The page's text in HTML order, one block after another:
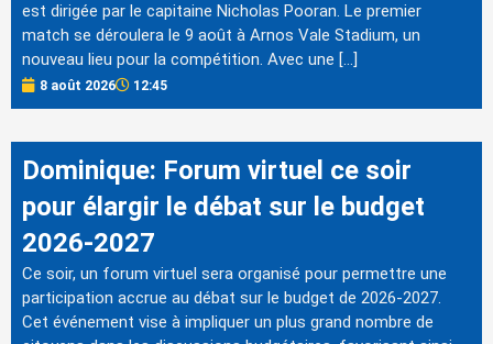
est dirigée par le capitaine Nicholas Pooran. Le premier
match se déroulera le 9 août à Arnos Vale Stadium, un
nouveau lieu pour la compétition. Avec une […]
8 août 2026 12:45
Dominique: Forum virtuel ce soir
pour élargir le débat sur le budget
2026-2027
Ce soir, un forum virtuel sera organisé pour permettre une
participation accrue au débat sur le budget de 2026-2027.
Cet événement vise à impliquer un plus grand nombre de